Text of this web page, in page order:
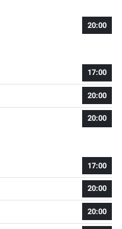
20:00
17:00
20:00
20:00
17:00
20:00
20:00